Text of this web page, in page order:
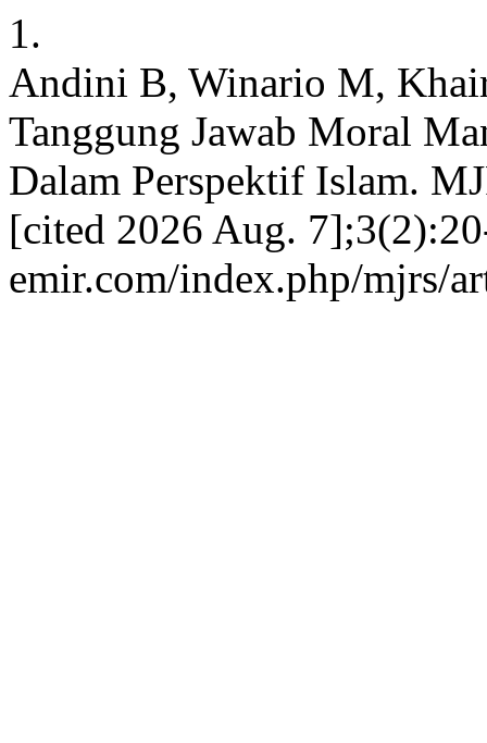
1.
Andini B, Winario M,
Tanggung Jawab Moral
Dalam Perspektif Islam.
[cited 2026 Aug.
emir.com/index.php/mjrs/